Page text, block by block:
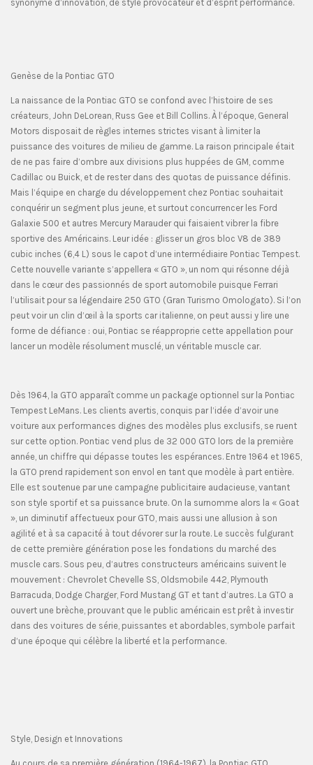
synonyme d’innovation, de style provocateur et d’esprit performance.
Genèse de la Pontiac GTO
La naissance de la Pontiac GTO se confond avec l’histoire de ses
créateurs, John DeLorean, Russ Gee et Bill Collins. À l’époque, General
Motors disposait de règles internes strictes visant à limiter la
puissance des voitures de milieu de gamme. La raison principale était
de ne pas faire d’ombre aux divisions plus huppées de GM, comme
Cadillac ou Buick, et de rester dans des quotas de puissance définis.
Mais l’équipe en charge du développement chez Pontiac souhaitait
conquérir un segment plus jeune, et surtout concurrencer les Ford
Galaxie 500 et autres Mercury Marauder qui faisaient vibrer la fibre
sportive des Américains. Leur idée : glisser un gros bloc V8 de 389
cubic inches (6,4 L) sous le capot d’une intermédiaire Pontiac Tempest.
Cette nouvelle variante s’appellera « GTO », un nom qui résonne déjà
dans le cœur des passionnés de sport automobile puisque Ferrari
l’utilisait pour sa légendaire 250 GTO (Gran Turismo Omologato). Si l’on
peut voir un clin d’œil à la sports car italienne, on peut aussi y lire une
forme de défiance : oui, Pontiac se réapproprie cette appellation pour
lancer un modèle résolument musclé, un véritable muscle car.
Dès 1964, la GTO apparaît comme un package optionnel sur la Pontiac
Tempest LeMans. Les clients avertis, conquis par l’idée d’avoir une
voiture aux performances dignes des modèles plus exclusifs, se ruent
sur cette option. Pontiac vend plus de 32 000 GTO lors de la première
année, un chiffre qui dépasse toutes les espérances. Entre 1964 et 1965,
la GTO prend rapidement son envol en tant que modèle à part entière.
Elle est soutenue par une campagne publicitaire audacieuse, vantant
son style sportif et sa puissance brute. On la surnomme alors la « Goat
», un diminutif affectueux pour GTO, mais aussi une allusion à son
agilité et à sa capacité à tout dévorer sur la route. Le succès fulgurant
de cette première génération pose les fondations du marché des
muscle cars. Sous peu, d’autres constructeurs américains suivent le
mouvement : Chevrolet Chevelle SS, Oldsmobile 442, Plymouth
Barracuda, Dodge Charger, Ford Mustang GT et tant d’autres. La GTO a
ouvert une brèche, prouvant que le public américain est prêt à investir
dans des voitures de série, puissantes et abordables, symbole parfait
d’une époque qui célèbre la liberté et la performance.
Style, Design et Innovations